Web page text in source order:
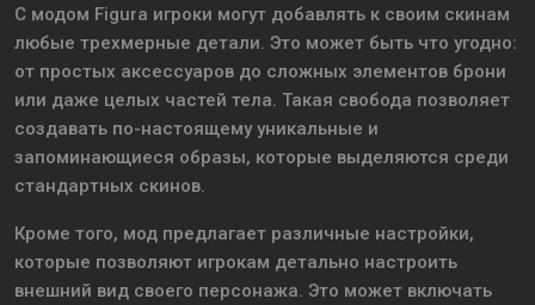
С модом Figura игроки могут добавлять к своим скинам
любые трехмерные детали. Это может быть что угодно:
от простых аксессуаров до сложных элементов брони
или даже целых частей тела. Такая свобода позволяет
создавать по-настоящему уникальные и
запоминающиеся образы, которые выделяются среди
стандартных скинов.
Кроме того, мод предлагает различные настройки,
которые позволяют игрокам детально настроить
внешний вид своего персонажа. Это может включать